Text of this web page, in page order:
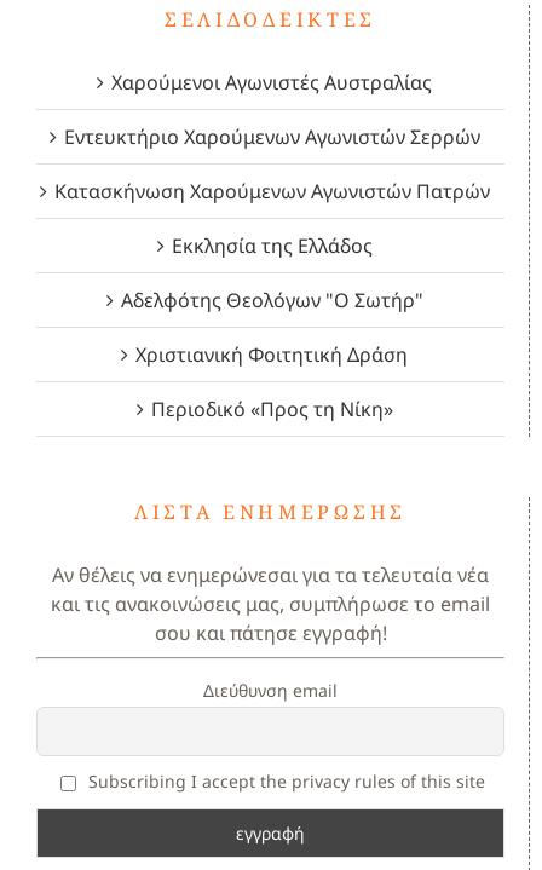
ΣΕΛΙΔΟΔΕΊΚΤΕΣ
Χαρούμενοι Αγωνιστές Αυστραλίας
Εντευκτήριο Χαρούμενων Αγωνιστών Σερρών
Κατασκήνωση Χαρούμενων Αγωνιστών Πατρών
Εκκλησία της Ελλάδος
Αδελφότης Θεολόγων "Ο Σωτήρ"
Χριστιανική Φοιτητική Δράση
Περιοδικό «Προς τη Νίκη»
ΛΊΣΤΑ ΕΝΗΜΈΡΩΣΗΣ
Αν θέλεις να ενημερώνεσαι για τα τελευταία νέα
και τις ανακοινώσεις μας, συμπλήρωσε το email
σου και πάτησε εγγραφή!
Διεύθυνση email
Subscribing I accept the privacy rules of this site